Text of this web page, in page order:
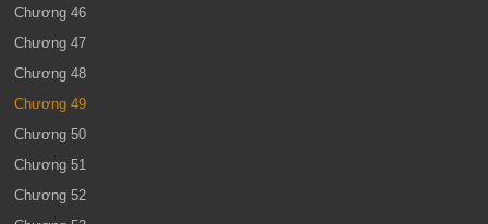
Chương 46
Chương 47
Chương 48
Chương 49
Chương 50
Chương 51
Chương 52